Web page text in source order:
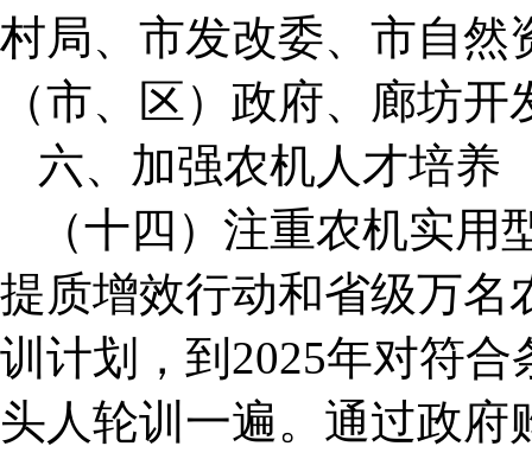
村局、市发改委、市自然
（市、区）政府、廊坊
六、加强农机人才培养
（十四）注重农机实
提质增效行动和省级万名
训计划，到2025年对符
头人轮训一遍。通过政